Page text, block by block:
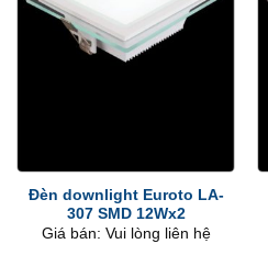
Đèn downlight Euroto LA-
307 SMD 12Wx2
Giá bán: Vui lòng liên hệ